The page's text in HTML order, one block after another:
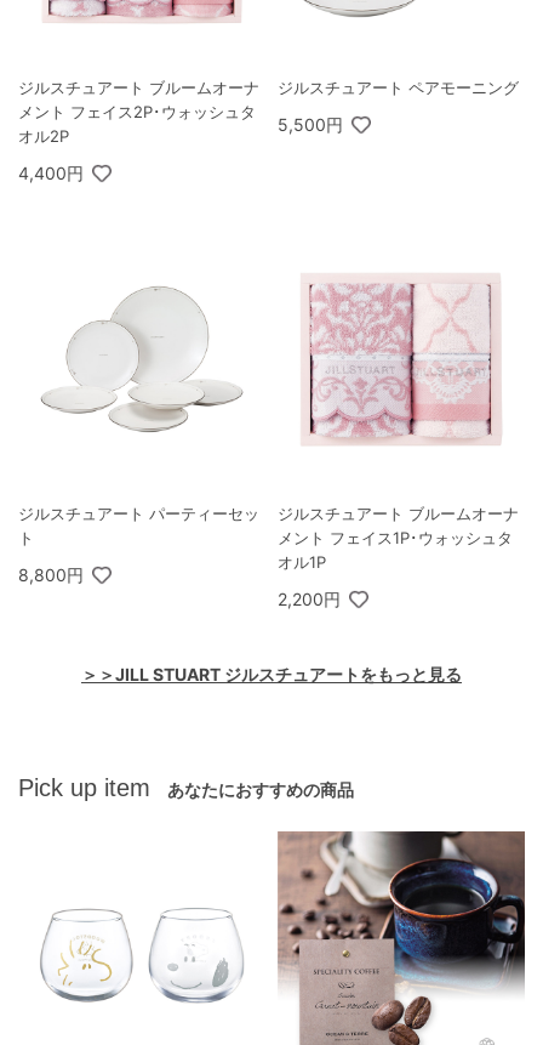
ジルスチュアート ブルームオーナ
メント フェイス2P･ウォッシュタ
オル2P
4,400円
ジルスチュアート ペアモーニング
5,500円
ジルスチュアート パーティーセッ
ト
8,800円
ジルスチュアート ブルームオーナ
メント フェイス1P･ウォッシュタ
オル1P
2,200円
＞＞JILL STUART ジルスチュアートをもっと見る
Pick up item あなたにおすすめの商品